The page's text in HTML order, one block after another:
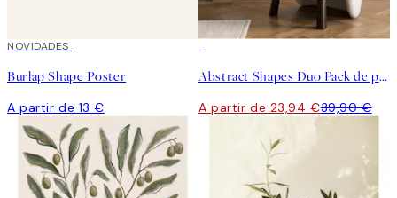
NOVIDADES
Burlap Shape Poster
A partir de 13 €
Abstract Shapes Duo Pack de posters
A partir de 23,94 €39,90 €